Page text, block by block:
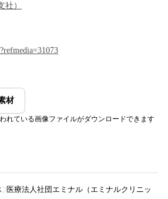
社 ）
材
れている画像ファイルがダウンロードできます
医療法人社団エミナル（エミナルクリニック